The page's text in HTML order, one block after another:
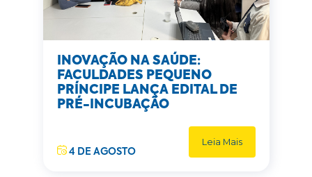
INOVAÇÃO NA SAÚDE:
FACULDADES PEQUENO
PRÍNCIPE LANÇA EDITAL DE
PRÉ-INCUBAÇÃO
4 DE AGOSTO
Leia Mais